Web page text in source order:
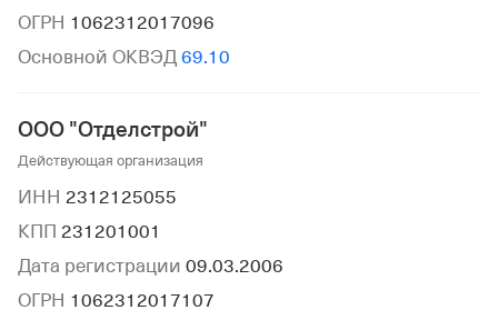
ОГРН 1062312017096
Основной ОКВЭД 69.10
ООО "Отделстрой"
Действующая организация
ИНН 2312125055
КПП 231201001
Дата регистрации 09.03.2006
ОГРН 1062312017107